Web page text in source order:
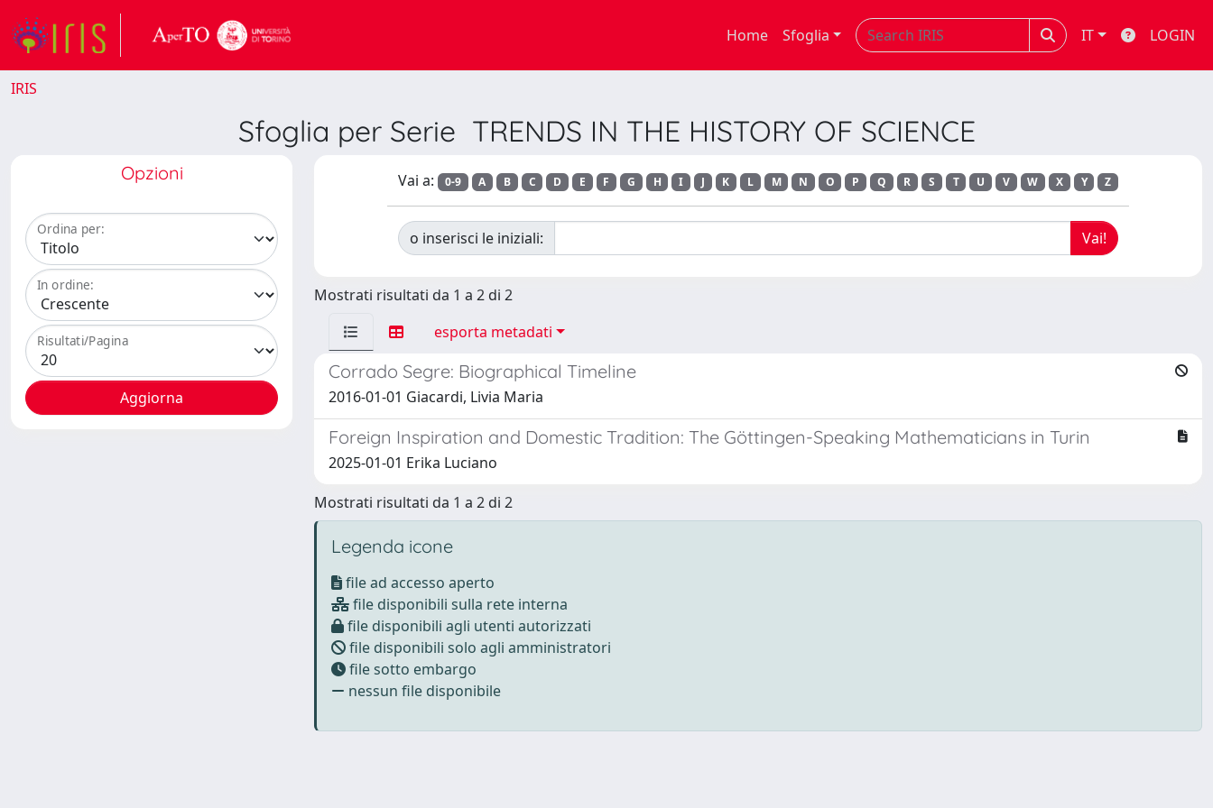
Home Sfoglia IT LOGIN
IRIS
Sfoglia per Serie TRENDS IN THE HISTORY OF SCIENCE
Opzioni
Ordina per:
In ordine:
Risultati/Pagina
Vai a: 0-9 A B C D E F G H I J K L M N O P Q R S T U V W X Y Z
o inserisci le iniziali:
Mostrati risultati da 1 a 2 di 2
esporta metadati
Corrado Segre: Biographical Timeline
2016-01-01 Giacardi, Livia Maria
Foreign Inspiration and Domestic Tradition: The Göttingen-Speaking Mathematicians in Turin
2025-01-01 Erika Luciano
Mostrati risultati da 1 a 2 di 2
Legenda icone
file ad accesso aperto
file disponibili sulla rete interna
file disponibili agli utenti autorizzati
file disponibili solo agli amministratori
file sotto embargo
nessun file disponibile